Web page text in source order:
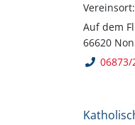
Auf dem
66620
06873/